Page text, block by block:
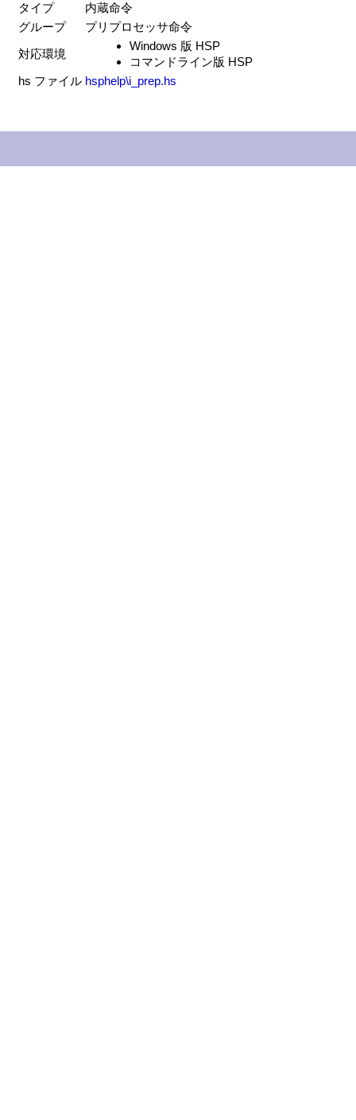
タイプ
内蔵命令
グループ
プリプロセッサ命令
対応環境
Windows 版 HSP
コマンドライン版 HSP
hs ファイル hsphelp\i_prep.hs